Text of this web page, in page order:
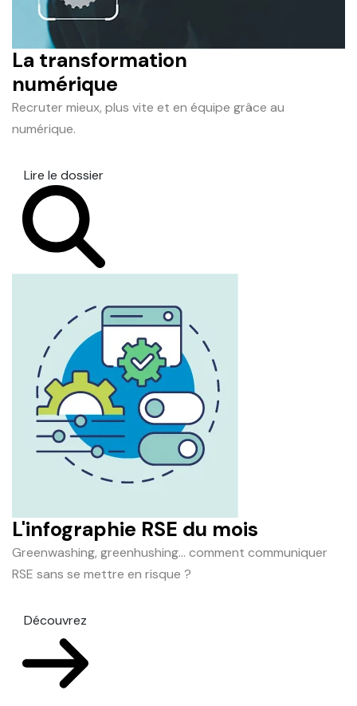
La transformation
numérique
Recruter mieux, plus vite et en équipe grâce au
numérique.
Lire le dossier
L'infographie RSE du mois
Greenwashing, greenhushing… comment communiquer
RSE sans se mettre en risque ?
Découvrez